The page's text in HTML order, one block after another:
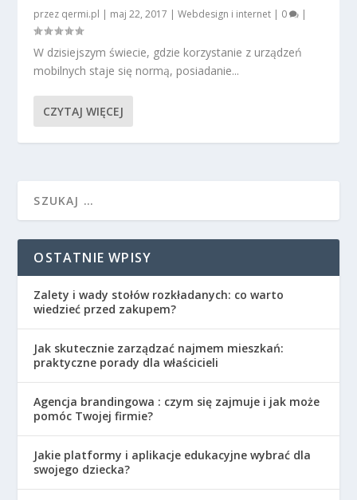
przez qermi.pl | maj 22, 2017 |Webdesign i internet | 0 |
W dzisiejszym świecie, gdzie korzystanie z urządzeń
mobilnych staje się normą, posiadanie...
CZYTAJ WIĘCEJ
OSTATNIE WPISY
Zalety i wady stołów rozkładanych: co warto
wiedzieć przed zakupem?
Jak skutecznie zarządzać najmem mieszkań:
praktyczne porady dla właścicieli
Agencja brandingowa : czym się zajmuje i jak może
pomóc Twojej firmie?
Jakie platformy i aplikacje edukacyjne wybrać dla
swojego dziecka?